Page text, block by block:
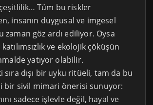
Tüm bu riskler
insanın duygusal ve imgesel
zaman göz ardı ediliyor. Oysa
ve ekolojik çöküşün
yatıyor olabilir.
sıra dışı bir uyku ritüeli, tam da bu
bir sivil mimari önerisi sunuyor:
sadece işlevle değil, hayal ve